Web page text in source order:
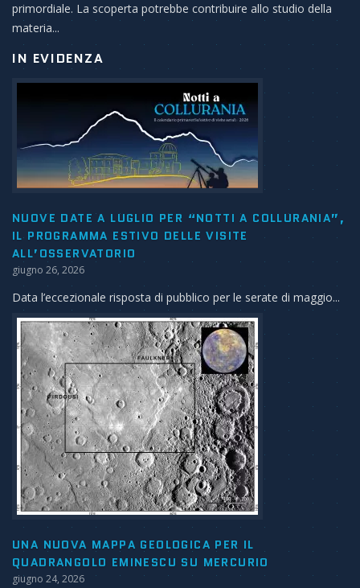
primordiale. La scoperta potrebbe contribuire allo studio della
materia...
IN EVIDENZA
NUOVE DATE A LUGLIO PER “NOTTI A COLLURANIA”,
IL PROGRAMMA ESTIVO DELLE VISITE
ALL’OSSERVATORIO
giugno 26, 2026
Data l’eccezionale risposta di pubblico per le serate di maggio...
UNA NUOVA MAPPA GEOLOGICA PER IL
QUADRANGOLO EMINESCU SU MERCURIO
giugno 24, 2026